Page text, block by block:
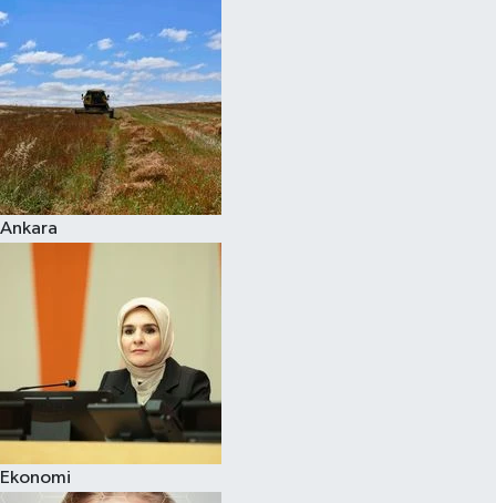
Ankara
Ekonomi
Kültür Sanat
Sağlık
Siyaset
Teknoloji
Televizyon
Yaşam-Çevre